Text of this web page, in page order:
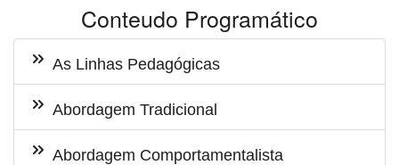
Conteudo Programático
As Linhas Pedagógicas
Abordagem Tradicional
Abordagem Comportamentalista